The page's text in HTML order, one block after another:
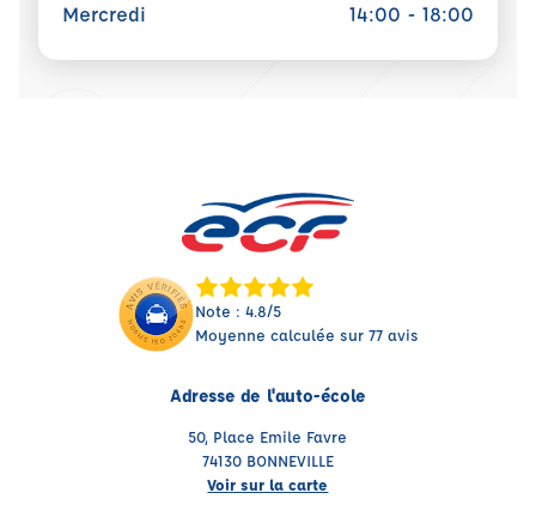
Mercredi 14:00 - 18:00
Note : 4.8/5
Moyenne calculée sur 77 avis
Adresse de l'auto-école
50, Place Emile Favre
74130 BONNEVILLE
Voir sur la carte